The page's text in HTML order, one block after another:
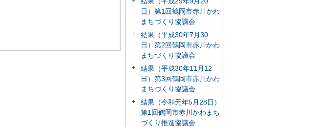
日）第1回鶴岡市赤川かわ
まちづくり協議会
結果（平成30年7月30
日）第2回鶴岡市赤川かわ
まちづくり協議会
結果（平成30年11月12
日）第3回鶴岡市赤川かわ
まちづくり協議会
結果（令和元年5月28日）
第1回鶴岡市赤川かわまち
づくり推進協議会